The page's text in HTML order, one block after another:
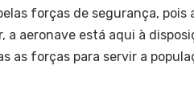
forças de segurança, pois
a aeronave está aqui à
as forças para servir a